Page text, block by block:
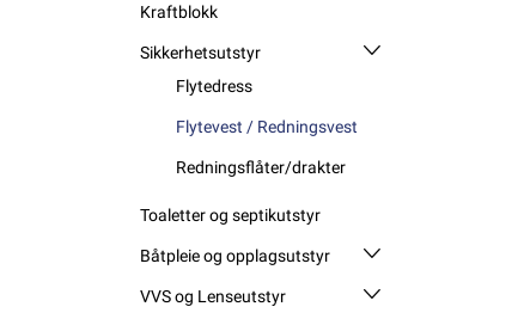
Kraftblokk
Sikkerhetsutstyr
Flytedress
Flytevest / Redningsvest
Redningsflåter/drakter
Toaletter og septikutstyr
Båtpleie og opplagsutstyr
VVS og Lenseutstyr